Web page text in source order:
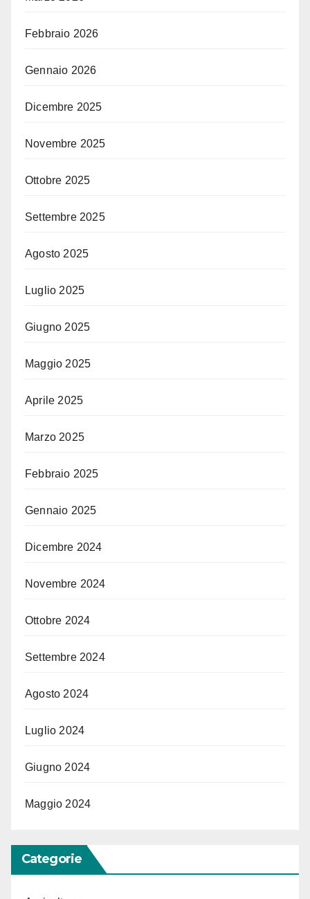
Febbraio 2026
Gennaio 2026
Dicembre 2025
Novembre 2025
Ottobre 2025
Settembre 2025
Agosto 2025
Luglio 2025
Giugno 2025
Maggio 2025
Aprile 2025
Marzo 2025
Febbraio 2025
Gennaio 2025
Dicembre 2024
Novembre 2024
Ottobre 2024
Settembre 2024
Agosto 2024
Luglio 2024
Giugno 2024
Maggio 2024
Categorie